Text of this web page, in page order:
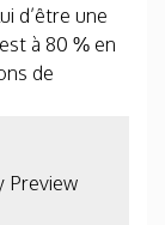
d’être une
à 80 % en
de
Preview